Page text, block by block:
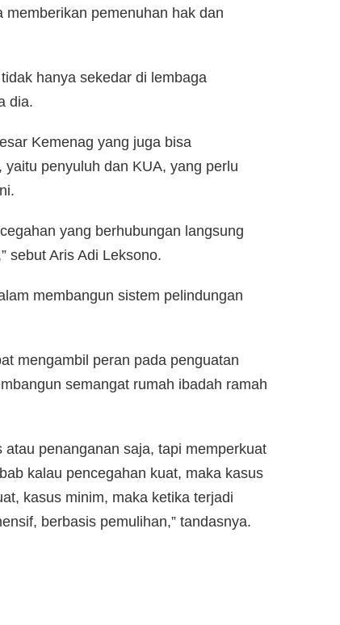
pemenuhan hak dan
hanya sekedar di lembaga
dia.
Kemenag yang juga bisa
penyuluh dan KUA, yang perlu
yang berhubungan langsung
sebut Aris Adi Leksono.
membangun sistem pelindungan
mengambil peran pada penguatan
semangat rumah ibadah ramah
penanganan saja, tapi memperkuat
kalau pencegahan kuat, maka kasus
kasus minim, maka ketika terjadi
berbasis pemulihan,” tandasnya.